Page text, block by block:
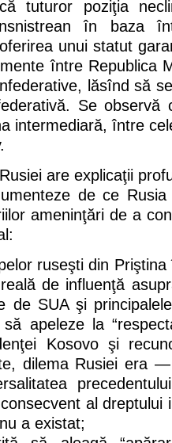
tuturor poziţia
în baza
unui statut
între Republica
lăsînd să
Se observă
intermediară, între
are explicaţii
de ce
ameninţări de a
ruseşti din
de influenţă
de SUA şi
apeleze la
Kosovo şi
dilema Rusiei era —
al dreptului
a existat;